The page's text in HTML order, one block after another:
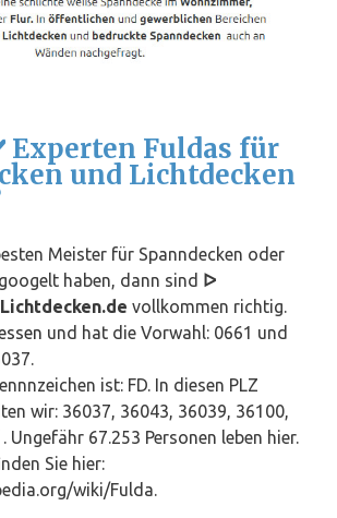
Experten Fuldas für
und Lichtdecken
Meister für Spanndecken oder
haben, dann sind ᐅ
vollkommen richtig.
und hat die Vorwahl: 0661 und
ist: FD. In diesen PLZ
wir: 36037, 36043, 36039, 36100,
Ungefähr 67.253 Personen leben hier.
Sie hier:
wiki/Fulda.